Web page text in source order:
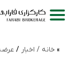
خانه / اخبار /